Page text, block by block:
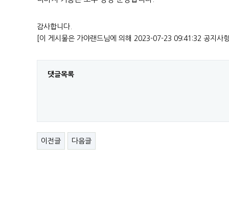
감사합니다.
[이 게시물은 가야랜드님에 의해 2023-07-23 09:41:32 공지사
댓글목록
이전글 다음글